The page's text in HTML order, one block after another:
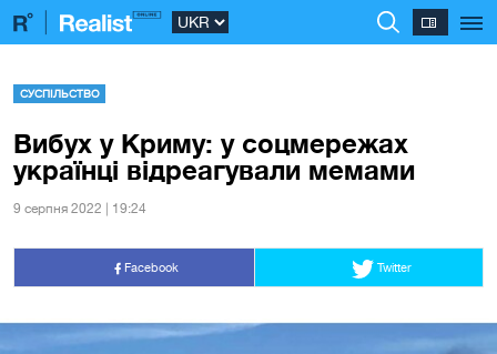
СУСПІЛЬСТВО
Вибух у Криму: у соцмережах
українці відреагували мемами
9 серпня 2022 | 19:24
Facebook Twitter